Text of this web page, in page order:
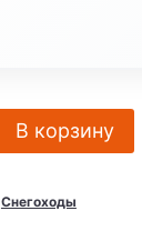
В корзину
Снегоходы